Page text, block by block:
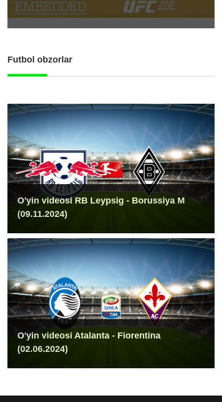
Futbol obzorlar
O'yin videosi RB Leypsig - Borussiya M
(09.11.2024)
O'yin videosi Atalanta - Fiorentina
(02.06.2024)